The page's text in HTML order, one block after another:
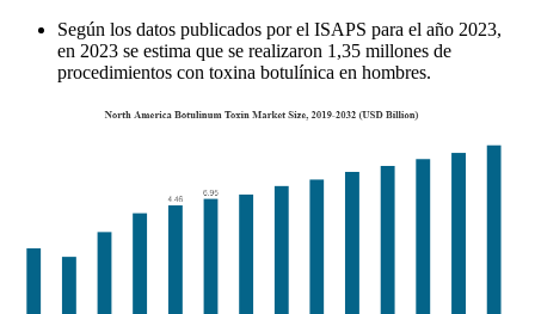
Según los datos publicados por el ISAPS para el año 2023,
en 2023 se estima que se realizaron 1,35 millones de
procedimientos con toxina botulínica en hombres.